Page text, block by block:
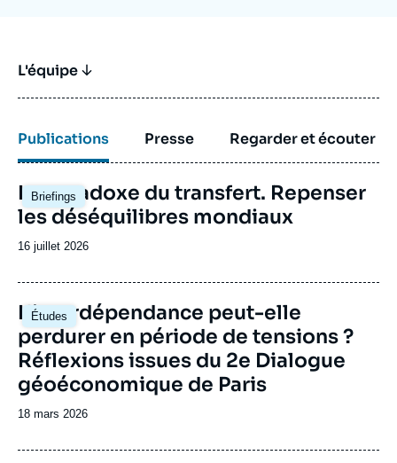
L'équipe
Publications Presse Regarder et écouter
Briefings
Image
principale
Le paradoxe du transfert. Repenser
les déséquilibres mondiaux
Date
publication
16 juillet 2026
Études
Image
principale
L'interdépendance peut-elle
perdurer en période de tensions ?
Réflexions issues du 2e Dialogue
géoéconomique de Paris
Date
publication
18 mars 2026